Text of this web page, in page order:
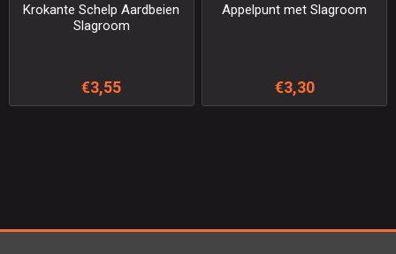
Krokante Schelp Aardbeien
Slagroom
€3,55
Appelpunt met Slagroom
€3,30